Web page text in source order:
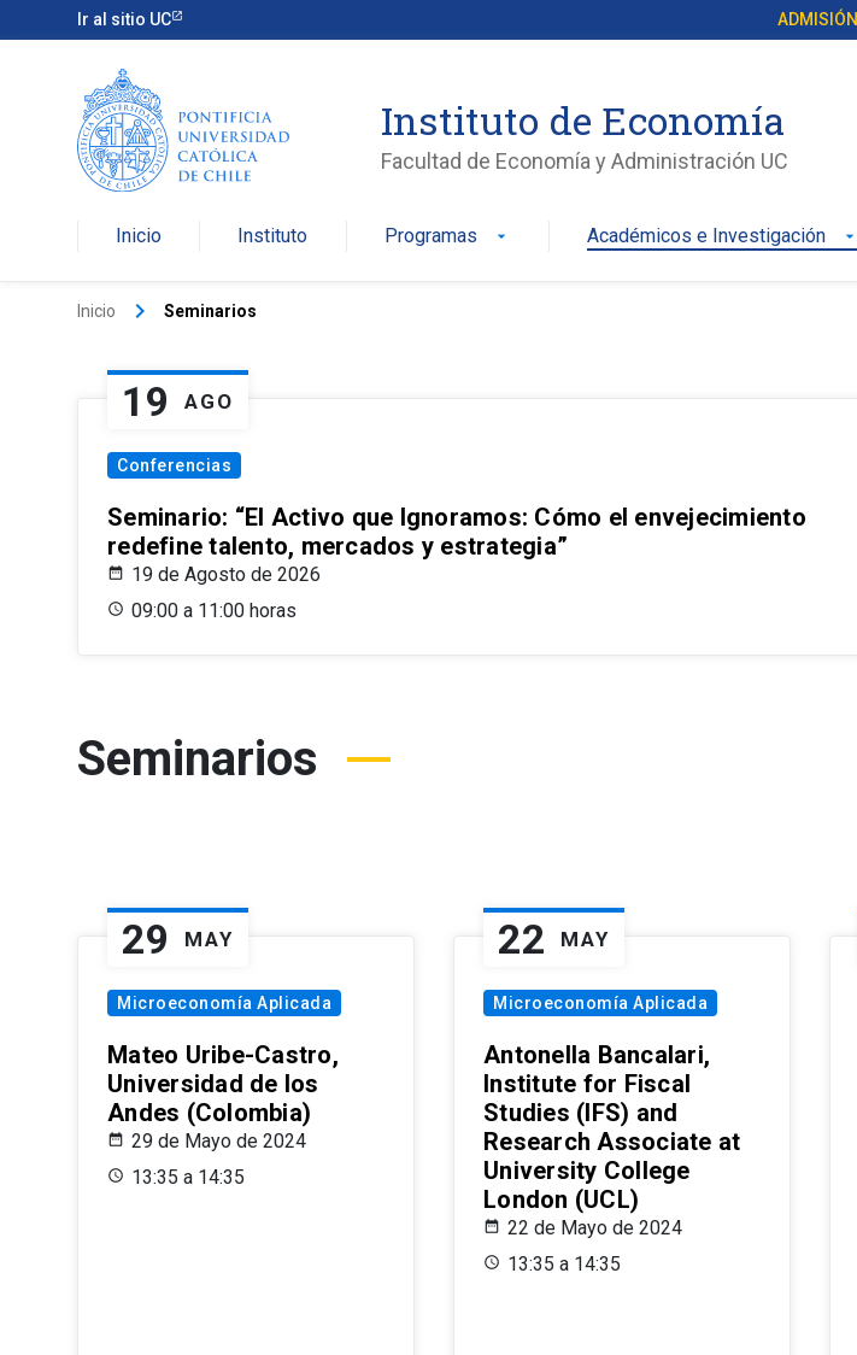
Ir al sitio UC ADMISIÓN
Instituto de Economía
Facultad de Economía y Administración UC
Inicio Instituto Programas arrow_drop_down Académicos e Investigación arrow_drop_down
Inicio keyboard_arrow_right Seminarios
19 AGO
Conferencias
Seminario: “El Activo que Ignoramos: Cómo el envejecimiento
redefine talento, mercados y estrategia”
19 de Agosto de 2026
09:00 a 11:00 horas
Seminarios
29 MAY
Microeconomía Aplicada
Mateo Uribe-Castro,
Universidad de los
Andes (Colombia)
29 de Mayo de 2024
13:35 a 14:35
22 MAY
Microeconomía Aplicada
Antonella Bancalari,
Institute for Fiscal
Studies (IFS) and
Research Associate at
University College
London (UCL)
22 de Mayo de 2024
13:35 a 14:35